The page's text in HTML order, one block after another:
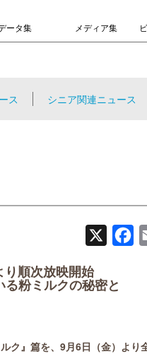
ータ集 メディア集
ス シニア関連ニュース
順次放映開始
粉ミルクの秘密と
ク』篇を、9月6日（金）より